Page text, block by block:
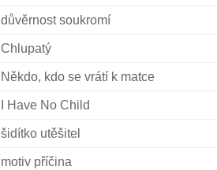
důvěrnost soukromí
Chlupatý
Někdo, kdo se vrátí k matce
I Have No Child
šidítko utěšitel
motiv příčina